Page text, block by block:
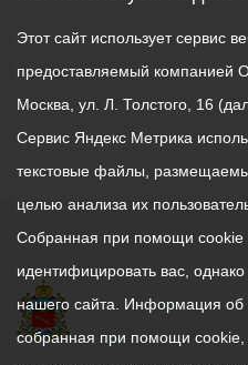
Этот сайт использует сервис
предоставляемый компанией
Москва, ул. Л. Толстого, 16
Сервис Яндекс Метрика
текстовые файлы,
целью анализа их
Собранная при помощи
идентифицировать вас,
нашего сайта. Информация об
собранная при помощи cookie,